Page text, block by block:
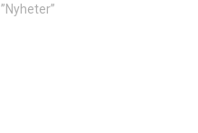
I ”Nyheter”